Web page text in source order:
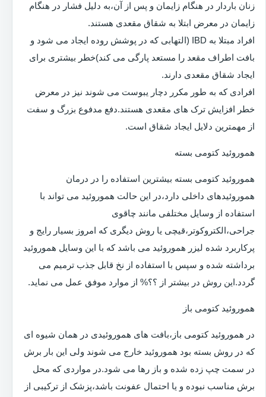
زنان باردار در هنگام زایمان و پس از آن،به دلیل فشار در هنگام
زایمان در معرض ابتلا به شقاق مقعدی هستند.
افراد مبتلا به IBD (التهابی که در پوشش روده ایجاد می شود و
بافت اطراف مقعد را مستعد پارگی می کند)خطر بیشتری برای
ایجاد شقاق مقعدی دارند.
افرادی که به طور مکرر دچار یبوست می شوند نیز در معرض
خطر افزایش ترک های مقعدی هستند.دفع مدفوع بزرگ و سفت
از مهمترین دلایل ایجاد شقاق است.
هموروئید کتومی بسته
هموروئید کتومی بسته بیشترین استفاده را در درمان
هموروئیدهای داخلی دارد،در این حالت هموروئید می تواند با
استفاده از وسایل مختلفی مانند چاقوی
جراحی،الکتروکوتر،قیچی یا روش دیگری که امروز بسیار رایج و
پرکاربرد شده لیزر هموروئید می باشد که با این وسایل هموروئید
برداشته شده و سپس با استفاده از نخ قابل جذب ترمیم می
گردد.این روش در بیشتر از ؟؟% از موارد موفق عمل می نماید.
هموروئید کتومی باز
در هموروئید کتومی باز،بافت های هموروئیدی در همان شیوه ای
که در روش بسته بود هموروئید خارج می شوند ولی این بار برش
در سمت چپ زده شده و باز رها می شود.در مواردی که محل
برش مناسب نبوده و یا احتمال عفونت باشد،پزشک از ترکیبی از